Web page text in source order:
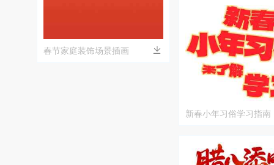
春节家庭装饰场景插画
新春小年习俗学习指南